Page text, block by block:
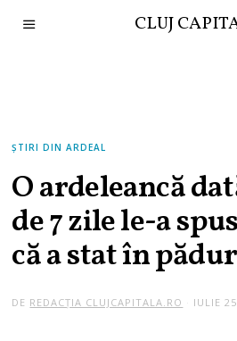
CLUJ
ȘTIRI DIN ARDEAL
O ardeleancă
de 7 zile le-a
că a stat în
DE REDACȚIA CLUJCAPITALA.RO IULIE